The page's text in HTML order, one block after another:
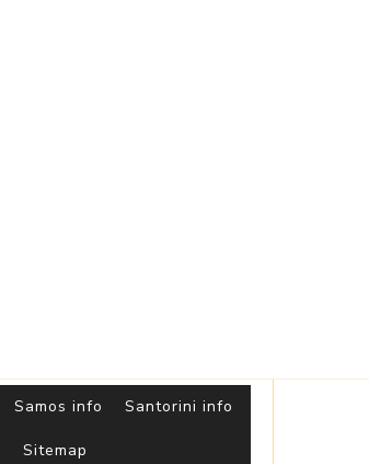
Samos info Santorini info
Sitemap